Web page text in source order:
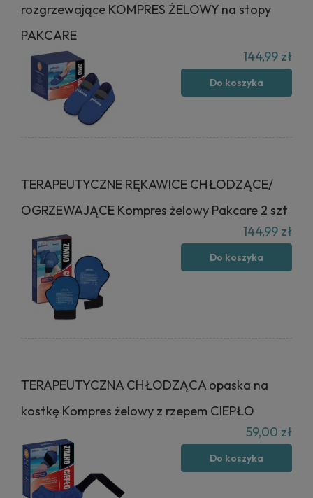
rozgrzewające KOMPRES ŻELOWY na stopy
PAKCARE
144,99 zł
Do koszyka
TERAPEUTYCZNE RĘKAWICE CHŁODZĄCE/
OGRZEWAJĄCE Kompres żelowy Pakcare 2 szt
144,99 zł
Do koszyka
TERAPEUTYCZNA CHŁODZĄCA opaska na
kostkę Kompres żelowy z rzepem CIEPŁO
59,00 zł
Do koszyka